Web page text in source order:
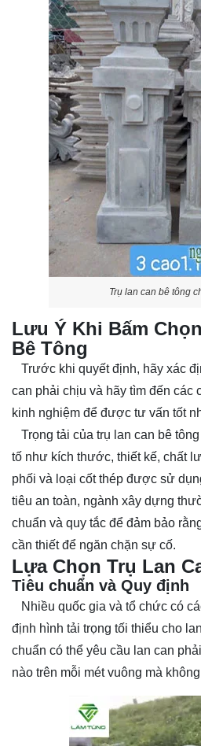
Trụ lan can bê tông
Lưu Ý Khi Bấm
Bê Tông
Trước khi quyết định, hãy xác
can phải chịu và hãy tìm đến các
kinh nghiệm để được tư vấn tốt
Trọng tải của trụ lan can bê
tố như kích thước, thiết kế, chất
phối và loại cốt thép được sử
tiêu an toàn, ngành xây dựng
chuẩn và quy tắc để đảm bảo
cần thiết để ngăn chặn sự cố.
Lựa Chọn Trụ Lan
Tiêu chuẩn và Quy định
Nhiều quốc gia và tổ chức có
định hình tải trọng tối thiểu cho
chuẩn có thể yêu cầu lan can
nào trên mỗi mét vuông mà